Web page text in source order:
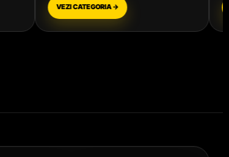
VEZI CATEGORIA →